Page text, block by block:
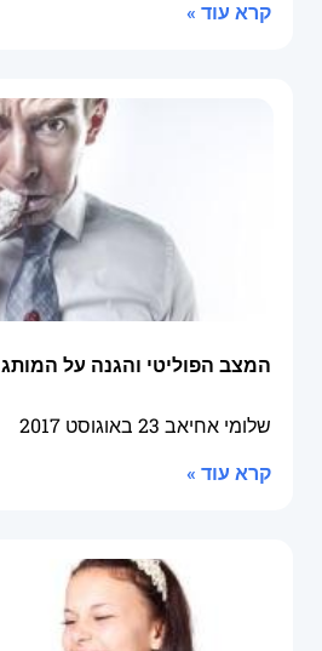
קרא עוד »
המצב הפוליטי והגנה על המותג
שלומי אחיאב 23 באוגוסט 2017
קרא עוד »